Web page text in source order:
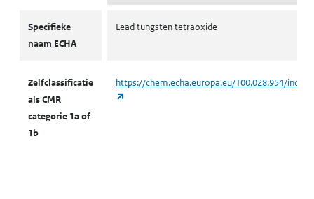
Specifieke
naam ECHA
Lead tungsten tetraoxide
Zelfclassificatie
als CMR
categorie 1a of
1b
https://chem.echa.europa.eu/100.028.954/